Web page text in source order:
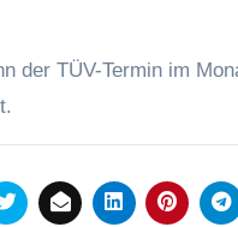
der TÜV-Termin im